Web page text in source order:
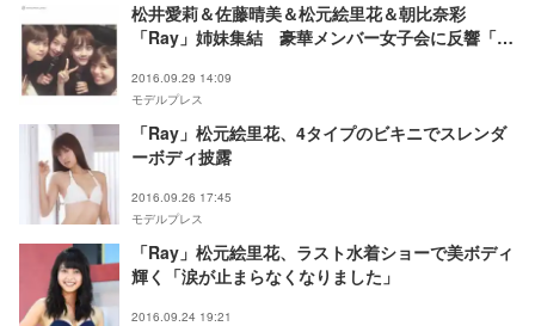
松井愛莉＆佐藤晴美＆松元絵里花＆朝比奈彩
「Ray」姉妹集結 豪華メンバー女子会に反響「美
2016.09.29 14:09
モデルプレス
「Ray」松元絵里花、4タイプのビキニでスレンダ
ーボディ披露
2016.09.26 17:45
モデルプレス
「Ray」松元絵里花、ラスト水着ショーで美ボディ
輝く「涙が止まらなくなりました」
2016.09.24 19:21